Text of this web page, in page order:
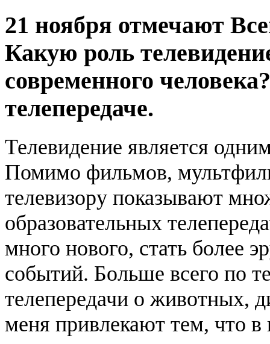
21 ноября отмечают
Какую роль
современного
телепередаче.
Телевидение является
Помимо фильмов,
телевизору показывают
образовательных
много нового, стать более
событий. Больше всего по
телепередачи о животных,
меня привлекают тем, что в